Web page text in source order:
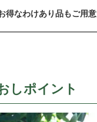
得なわけあり品もご用意
しポイント